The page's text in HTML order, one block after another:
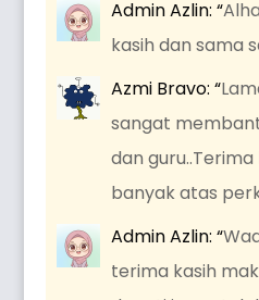
Admin Azlin: “
kasih dan sama
Azmi Bravo: “
sangat
dan
banyak atas
Admin Azlin: “
terima kasih